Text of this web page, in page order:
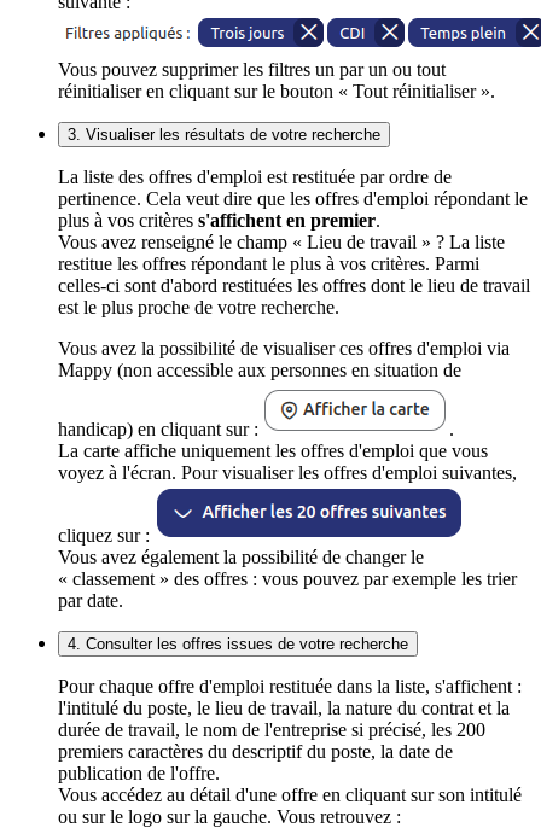
Vous pouvez supprimer les filtres un par un ou tout
réinitialiser en cliquant sur le bouton « Tout réinitialiser ».
3. Visualiser les résultats de votre recherche
La liste des offres d'emploi est restituée par ordre de
pertinence. Cela veut dire que les offres d'emploi répondant le
plus à vos critères s'affichent en premier.
Vous avez renseigné le champ « Lieu de travail » ? La liste
restitue les offres répondant le plus à vos critères. Parmi
celles-ci sont d'abord restituées les offres dont le lieu de travail
est le plus proche de votre recherche.
Vous avez la possibilité de visualiser ces offres d'emploi via
Mappy (non accessible aux personnes en situation de
handicap) en cliquant sur :
.
La carte affiche uniquement les offres d'emploi que vous
voyez à l'écran. Pour visualiser les offres d'emploi suivantes,
cliquez sur :
Vous avez également la possibilité de changer le
« classement » des offres : vous pouvez par exemple les trier
par date.
4. Consulter les offres issues de votre recherche
Pour chaque offre d'emploi restituée dans la liste, s'affichent :
l'intitulé du poste, le lieu de travail, la nature du contrat et la
durée de travail, le nom de l'entreprise si précisé, les 200
premiers caractères du descriptif du poste, la date de
publication de l'offre.
Vous accédez au détail d'une offre en cliquant sur son intitulé
ou sur le logo sur la gauche. Vous retrouvez :